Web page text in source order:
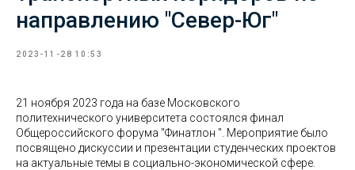
направлению "Север-Юг"
2023-11-28 10:53
21 ноября 2023 года на базе Московского
политехнического университета состоялся финал
Общероссийского форума "Финатлон ". Мероприятие было
посвящено дискуссии и презентации студенческих проектов
на актуальные темы в социально-экономической сфере.